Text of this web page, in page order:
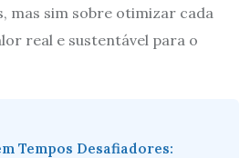
mas sim sobre otimizar cada
real e sustentável para o
Tempos Desafiadores: